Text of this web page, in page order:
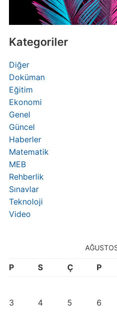
Kategoriler
Diğer
Doküman
Eğitim
Ekonomi
Genel
Güncel
Haberler
Matematik
MEB
Rehberlik
Sınavlar
Teknoloji
Video
P S Ç P
3
4 5 6